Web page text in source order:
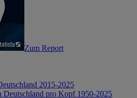
Zum Report
2015-2025
Deutschland pro Kopf 1950-2025